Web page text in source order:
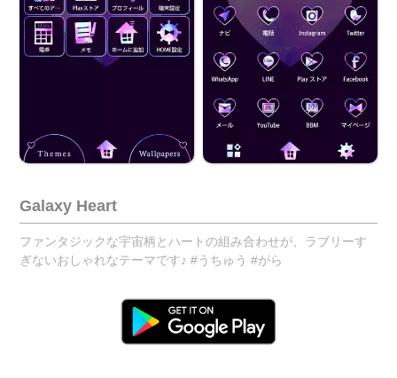
Galaxy Heart
ファンタジックな宇宙柄とハートの組み合わせが、ラブリーす
ぎないおしゃれなテーマです♪ #うちゅう #がら